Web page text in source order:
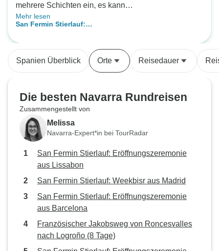
mehrere Schichten ein, es kann
kalt und nass werden.
Mehr lesen
San Fermin Stierlauf:
Spanien Überblick Orte Reisedauer
Die besten Navarra Rundreisen
Zusammengestellt von
Melissa
Navarra-Expert*in bei TourRadar
San Fermin Stierlauf: Eröffnungszeremonie
aus Lissabon
San Fermin Stierlauf: Weekbisr aus Madrid
San Fermin Stierlauf: Eröffnungszeremonie
aus Barcelona
Französischer Jakobsweg von Roncesvalles
nach Logroño (8 Tage)